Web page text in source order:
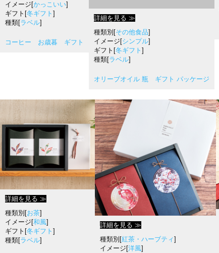
イメージ[かっこいい]
ギフト[冬ギフト ]
種類[ラベル]
コーヒー お歳暮 ギフト
詳細を見る ≫
種類別[その他食品]
イメージ[シンプル]
ギフト[冬ギフト ]
種類[ラベル]
オリーブオイル 瓶 ギフト パッケージ
詳細を見る ≫
種類別[お茶]
イメージ[和風]
ギフト[冬ギフト ]
種類[ラベル]
詳細を見る ≫
種類別[紅茶・ハーブティ]
イメージ[洋風]